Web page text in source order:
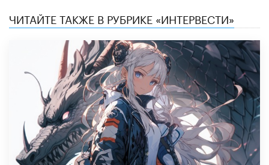
ЧИТАЙТЕ ТАКЖЕ В РУБРИКЕ «ИНТЕРВЕСТИ»